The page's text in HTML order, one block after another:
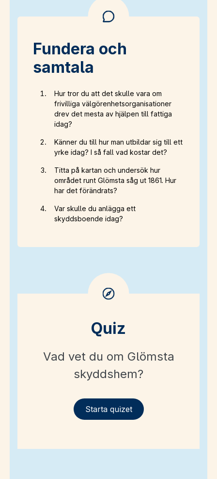
Fundera och
samtala
Hur tror du att det skulle vara om
frivilliga välgörenhetsorganisationer
drev det mesta av hjälpen till fattiga
idag?
Känner du till hur man utbildar sig till ett
yrke idag? I så fall vad kostar det?
Titta på kartan och undersök hur
området runt Glömsta såg ut 1861. Hur
har det förändrats?
Var skulle du anlägga ett
skyddsboende idag?
Quiz
Vad vet du om Glömsta
skyddshem?
Starta quizet